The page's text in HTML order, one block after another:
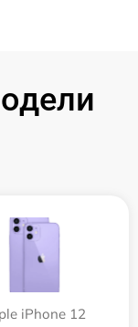
iPhone 12